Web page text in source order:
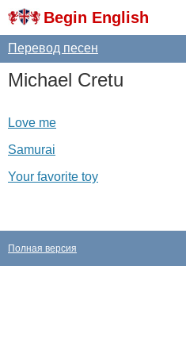
Begin English
Перевод песен
Michael Cretu
Love me
Samurai
Your favorite toy
Полная версия